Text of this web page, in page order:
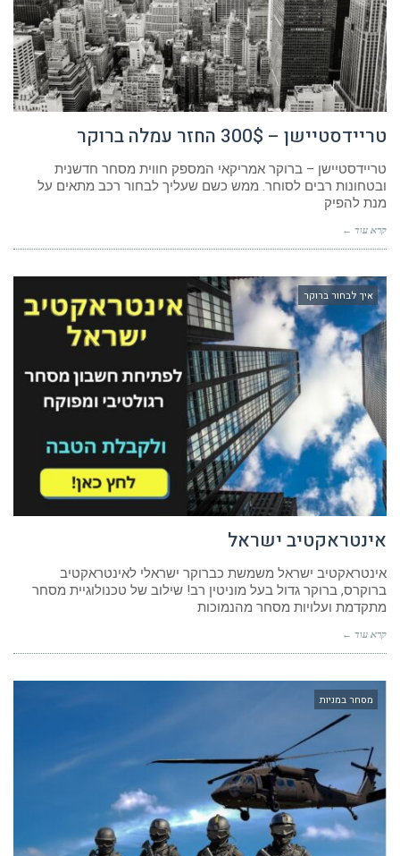
טריידסטיישן – 300$ החזר עמלה ברוקר
טריידסטיישן – ברוקר אמריקאי המספק חווית מסחר חדשנית
ובטחונות רבים לסוחר. ממש כשם שעליך לבחור רכב מתאים על
מנת להפיק
קרא עוד ←
איך לבחור ברוקר
אינטראקטיב ישראל
אינטראקטיב ישראל משמשת כברוקר ישראלי לאינטראקטיב
ברוקרס, ברוקר גדול בעל מוניטין רב! שילוב של טכנולוגיית מסחר
מתקדמת ועלויות מסחר מהנמוכות
קרא עוד ←
מסחר במניות